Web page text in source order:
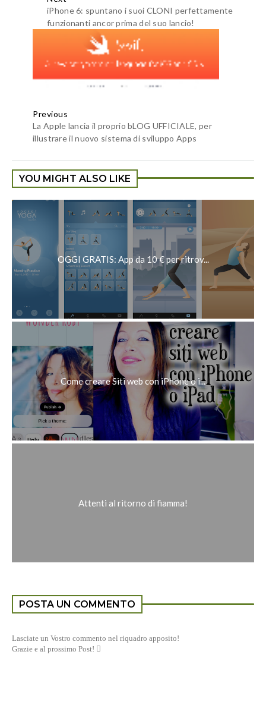
iPhone 6: spuntano i suoi CLONI perfettamente
funzionanti ancor prima del suo lancio!
Previous
La Apple lancia il proprio bLOG UFFICIALE, per
illustrare il nuovo sistema di sviluppo Apps
YOU MIGHT ALSO LIKE
OGGI GRATIS: App da 10 € per ritrov...
Come creare Siti web con iPhone o i...
Attenti al ritorno di fiamma!
POSTA UN COMMENTO
Lasciate un Vostro commento nel riquadro apposito!
Grazie e al prossimo Post! 